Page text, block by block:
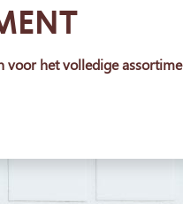
voor het volledige